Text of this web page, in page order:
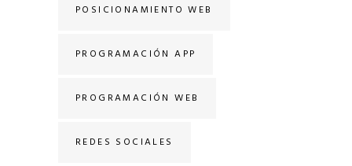
POSICIONAMIENTO WEB
PROGRAMACIÓN APP
PROGRAMACIÓN WEB
REDES SOCIALES